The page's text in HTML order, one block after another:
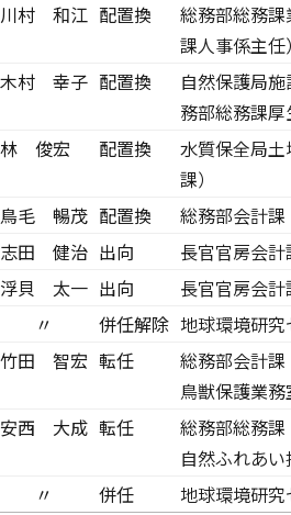
川村 和江 配置換
総務部総務
課人事係主任）
木村 幸子 配置換
自然保護局
務部総務課厚
林 俊宏
配置換
水質保全局
課）
鳥毛 暢茂 配置換
総務部会計課
志田 健治 出向
長官官房会計
浮貝 太一 出向
長官官房会計
〃
併任解除 地球環境研究
竹田 智宏 転任
総務部会計
鳥獣保護業務
安西 大成 転任
総務部総務
自然ふれあい
〃
併任
地球環境研究